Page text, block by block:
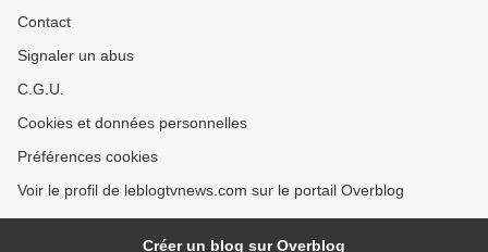
Contact
Signaler un abus
C.G.U.
Cookies et données personnelles
Préférences cookies
Voir le profil de leblogtvnews.com sur le portail Overblog
Créer un blog sur Overblog